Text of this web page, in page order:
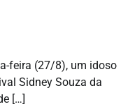
feira (27/8), um idoso
Sidney Souza da
[…]